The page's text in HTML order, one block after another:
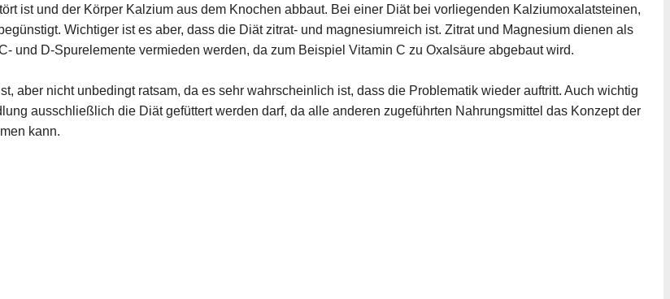
ist und der Körper Kalzium aus dem Knochen abbaut. Bei einer Diät bei vorliegenden Kalziumoxalatsteinen,
Wichtiger ist es aber, dass die Diät zitrat- und magnesiumreich ist. Zitrat und Magnesium dienen als
und D-Spurelemente vermieden werden, da zum Beispiel Vitamin C zu Oxalsäure abgebaut wird.
aber nicht unbedingt ratsam, da es sehr wahrscheinlich ist, dass die Problematik wieder auftritt. Auch wichtig
ausschließlich die Diät gefüttert werden darf, da alle anderen zugeführten Nahrungsmittel das Konzept der
kann.